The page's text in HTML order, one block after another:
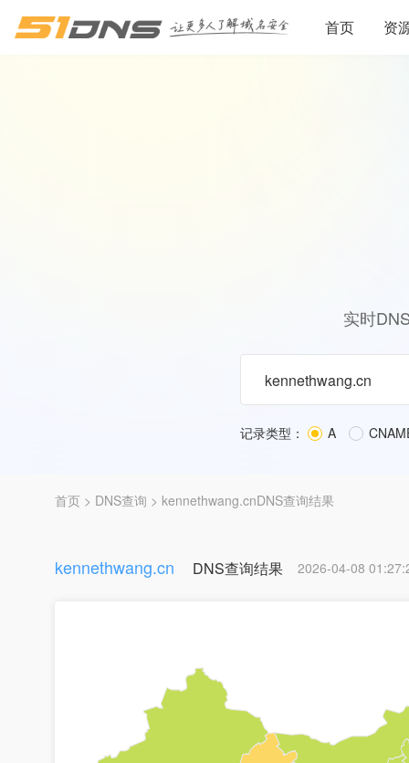
首页 资
实时
记录类型： A
首页 > DNS查询 > kennethwang.cnDNS查询结果
kennethwang.cn DNS查询结果 2026-04-08